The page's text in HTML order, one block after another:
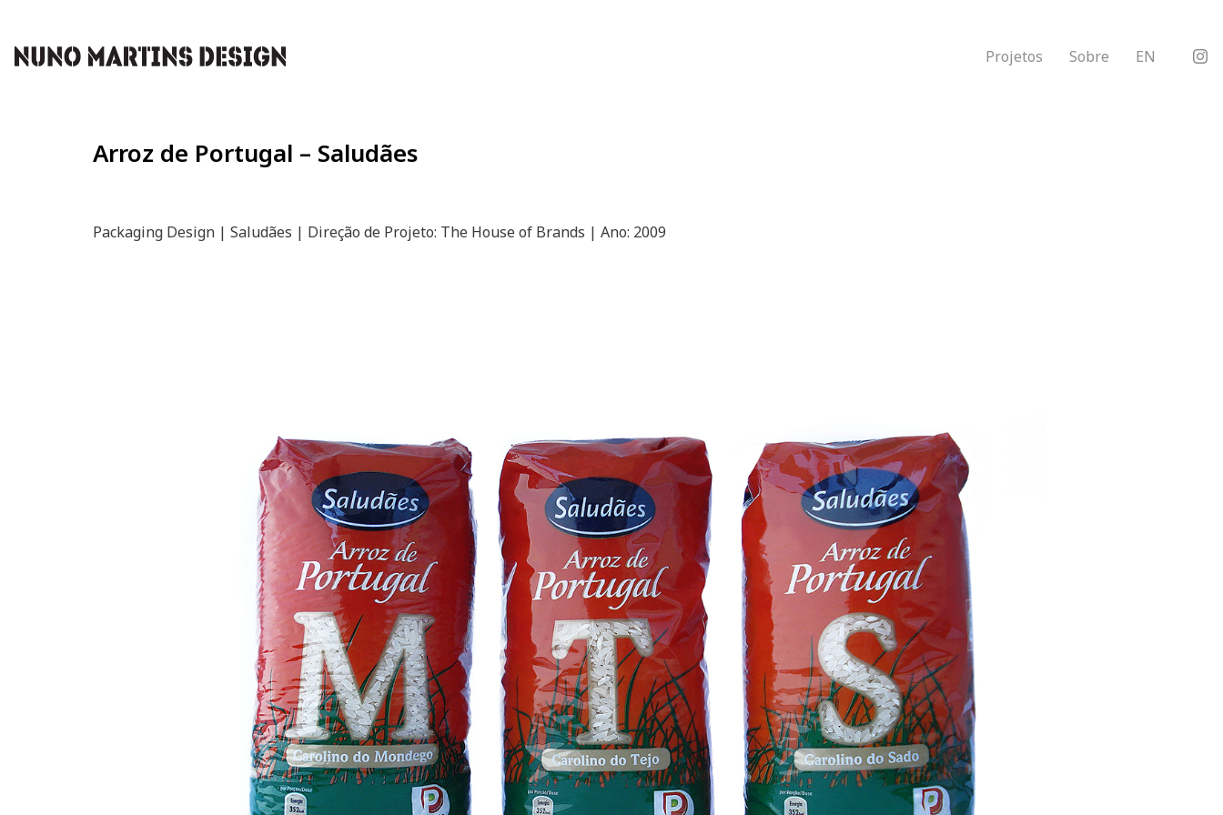
Projetos Sobre EN
Arroz de Portugal – Saludães
Packaging Design | Saludães | Direção de Projeto: The House of Brands | Ano: 2009